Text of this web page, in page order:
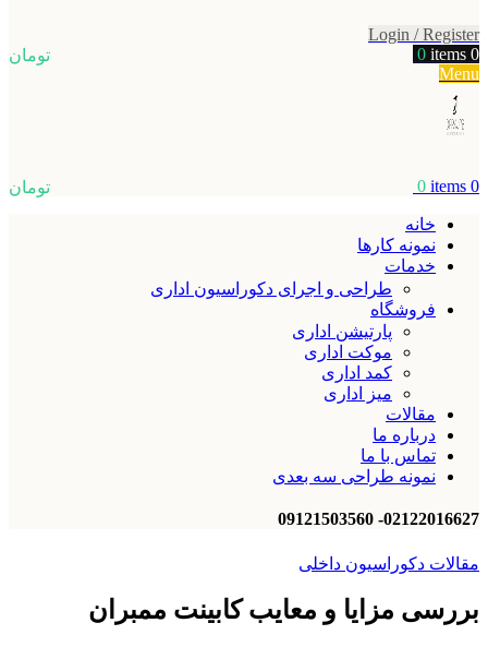
Login / Register
0
items
0
تومان
Menu
0
items
0
تومان
خانه
نمونه کارها
خدمات
طراحی و اجرای دکوراسیون اداری
فروشگاه
پارتیشن اداری
موکت اداری
کمد اداری
میز اداری
مقالات
درباره ما
تماس با ما
نمونه طراحی سه بعدی
02122016627- 09121503560
مقالات دکوراسیون داخلی
بررسی مزایا و معایب کابینت ممبران